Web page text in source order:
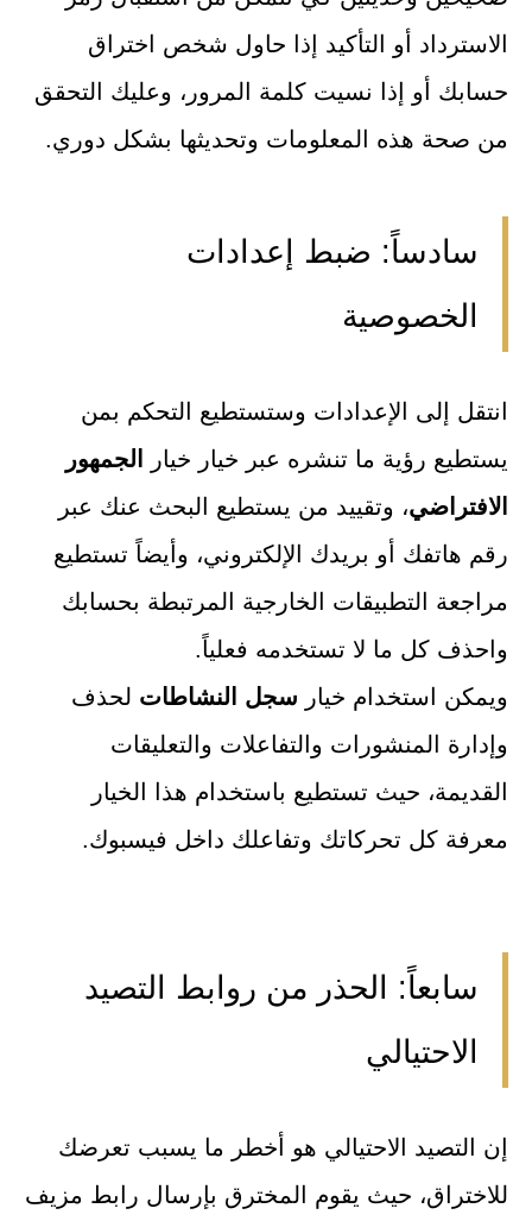
الاسترداد أو التأكيد إذا حاول شخص اختراق
حسابك أو إذا نسيت كلمة المرور، وعليك التحقق
من صحة هذه المعلومات وتحديثها بشكل دوري.
سادساً: ضبط إعدادات
الخصوصية
انتقل إلى الإعدادات وستستطيع التحكم بمن
يستطيع رؤية ما تنشره عبر خيار خيار
الجمهور
الافتراضي، وتقييد من يستطيع البحث عنك عبر
رقم هاتفك أو بريدك الإلكتروني، وأيضاً تستطيع
مراجعة التطبيقات الخارجية المرتبطة بحسابك
واحذف كل ما لا تستخدمه فعلياً.
ويمكن استخدام خيار سجل النشاطات لحذف
وإدارة المنشورات والتفاعلات والتعليقات
القديمة، حيث تستطيع باستخدام هذا الخيار
معرفة كل تحركاتك وتفاعلك داخل فيسبوك.
سابعاً: الحذر من روابط التصيد
الاحتيالي
إن التصيد الاحتيالي هو أخطر ما يسبب تعرضك
للاختراق، حيث يقوم المخترق بإرسال رابط مزيف